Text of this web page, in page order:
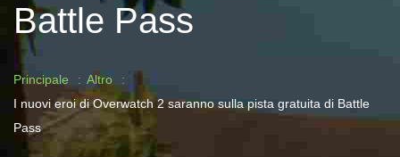
Battle Pass
Principale
Altro
I nuovi eroi di Overwatch 2 saranno sulla pista gratuita di Battle
Pass